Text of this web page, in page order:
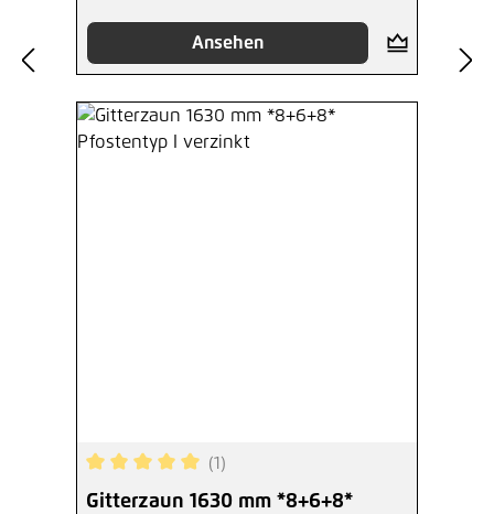
Ansehen
Durchschnittliche Bewertung von 5 von 5
(1)
Gitterzaun 1630 mm *8+6+8*